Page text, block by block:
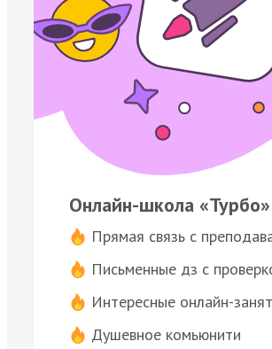
Онлайн-школа «Турбо»
Прямая связь с
Письменные дз с
Интересные онлайн-
Душевное комьюнити